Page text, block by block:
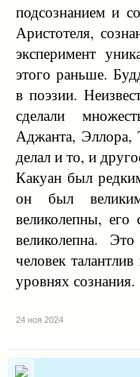
подсознанием и
Аристотеля,
эксперимент
этого раньше.
в поэзии.
сделали
Аджанта,
делал и то, и
Какуан был
он был
великолепны, его
великолепна.
человек
уровнях сознания.
24 ноя 2024